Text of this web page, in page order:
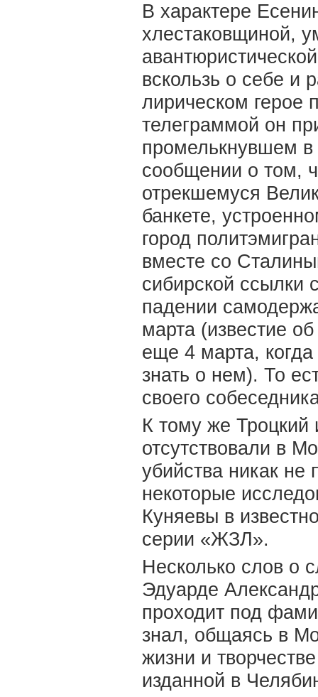
В характере
хлестаковщиной,
вскользь о себе и
лирическом герое
телеграммой он
промелькнувшем в
сообщении о том,
отрекшемуся
банкете,
город
вместе со
сибирской ссылки
падении
марта (известие
еще 4 марта,
знать о нем). То
своего
К тому же Троцкий
отсутствовали в
убийства никак не
некоторые
Куняевы в
серии «ЖЗЛ».
Несколько слов о
Эдуарде
проходит под
знал, общаясь в
жизни и
изданной в